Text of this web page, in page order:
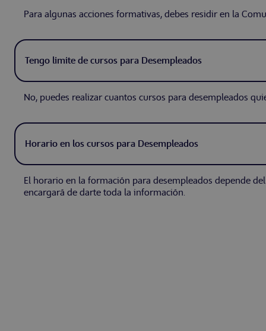
Para algunas acciones formativas, debes residir en la
Tengo limite de cursos para Desempleados
No, puedes realizar cuantos cursos para desempleados
Horario en los cursos para Desempleados
El horario en la formación para desempleados depende
encargará de darte toda la información.